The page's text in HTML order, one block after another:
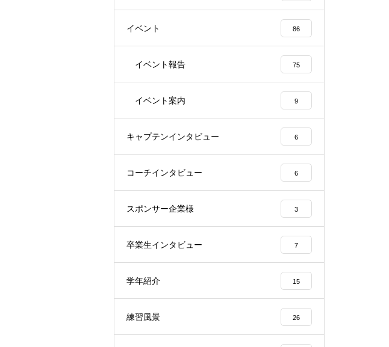
イベント 86
イベント報告 75
イベント案内 9
キャプテンインタビュー 6
コーチインタビュー 6
スポンサー企業様 3
卒業生インタビュー 7
学年紹介 15
練習風景 26